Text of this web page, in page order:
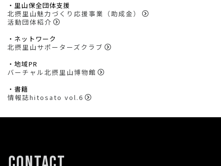
・里山保全団体支援
北摂里山魅力づくり応援事業（助成金）
活動団体紹介
・ネットワーク
北摂里山サポーターズクラブ
・地域PR
バーチャル北摂里山博物館
・書籍
情報誌hitosato vol.6